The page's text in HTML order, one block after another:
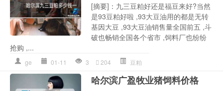
[摘要]：九三豆粕好还是福豆来好?当然
是93豆粕好啦 ,93大豆油用的都是无转
基因大豆 ,93大豆油销售量全国前五 ,斗
破也畅销全国各个省市 ,饲料厂也纷纷
抢购 ,...
ge 01-11 3 204 豆粕
哈尔滨广盈牧业猪饲料价格